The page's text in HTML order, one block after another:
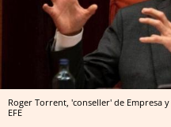
Roger Torrent, 'conseller' de Empresa
EFE